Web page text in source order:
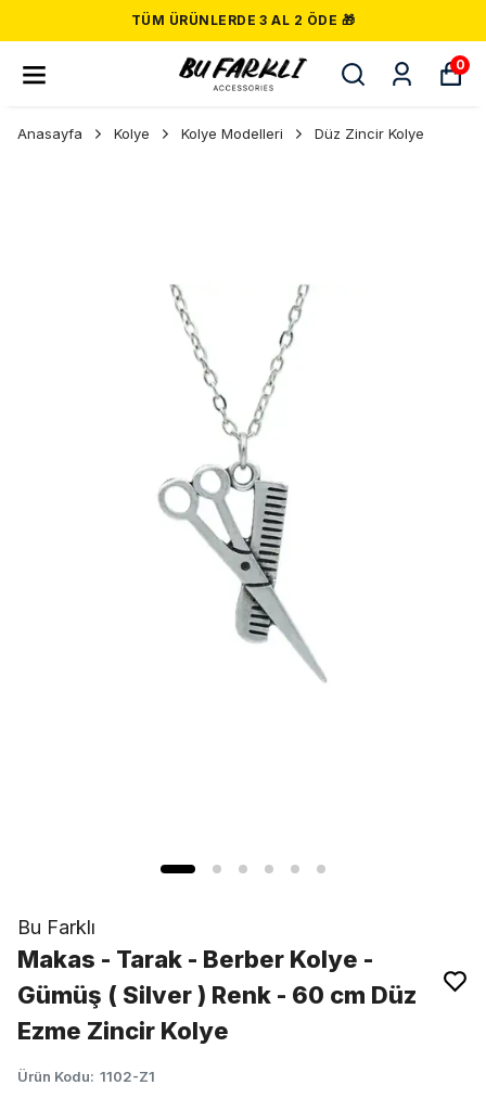
TÜM ÜRÜNLERDE 3 AL 2 ÖDE 🎁
0
Anasayfa Kolye Kolye Modelleri Düz Zincir Kolye
Bu Farklı
Makas - Tarak - Berber Kolye -
Gümüş ( Silver ) Renk - 60 cm Düz
Ezme Zincir Kolye
Ürün Kodu: 1102-Z1